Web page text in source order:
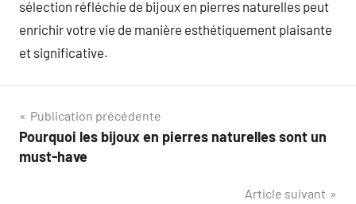
sélection réfléchie de bijoux en pierres naturelles peut
enrichir votre vie de manière esthétiquement plaisante
et significative.
Navigation
de
Publication précédente
Pourquoi les bijoux en pierres naturelles sont un
must-have
Article suivant